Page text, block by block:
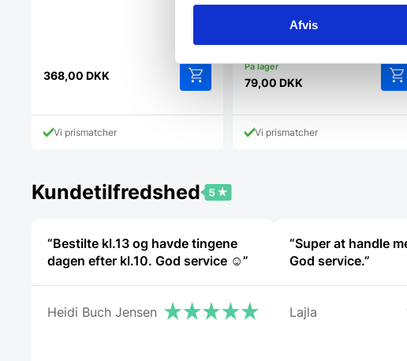
Afvis
368,00 DKK
Vi prismatcher
79,00 DKK
vare
Vi prismatcher
Kundetilfredshed
“Bestilte kl.13 og havde tingene
dagen efter kl.10. God service ☺”
Heidi Buch Jensen
“Super at handle
God service.”
Lajla